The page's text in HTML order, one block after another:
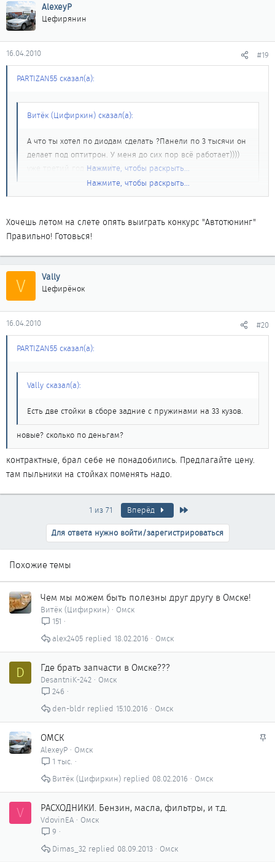
AlexeyP
Цефирянин
16.04.2010 #19
PARTIZAN55 сказал(а):
Витёк (Цифиркин) сказал(а):
А что ты хотел по диодам сделать ?Панели по 3 тысячи он
делает под оптитрон. У меня до сих пор всё работает))))
уже третий год пошел)Нажмите, чтобы раскрыть...
дверей светились ( но не очень ярко) и снаружи тоже, но
только на снатие с сигнашки, чтоб включались. Еще хочу
Нажмите, чтобы раскрыть...
Хочешь летом на слете опять выиграть конкурс "Автотюнинг"
Правильно! Готовься!
V Vally
Цефирёнок
16.04.2010 #20
PARTIZAN55 сказал(а):
Vally сказал(а):
Есть две стойки в сборе задние с пружинами на 33 кузов.
новые? сколько по деньгам?
контрактные, брал себе не понадобились. Предлагайте цену.
там пыльники на стойках поменять надо.
1 из 71 Вперёд
Для ответа нужно войти/зарегистрироваться
Похожие темы
Чем мы можем быть полезны друг другу в Омске!
Витёк (Цифиркин)
Омск
151
Омск
18.02.2016
alex2405
D Где брать запчасти в Омске???
DesantniK-242
Омск
246
Омск
15.10.2016
den-bldr
З
п
ОМСК
AlexeyP
Омск
1 тыс.
Омск
08.02.2016
Витёк (Цифиркин)
V РАСХОДНИКИ. Бензин, масла, фильтры, и т.д.
VdovinEA
Омск
9
Омск
08.09.2013
Dimas_32